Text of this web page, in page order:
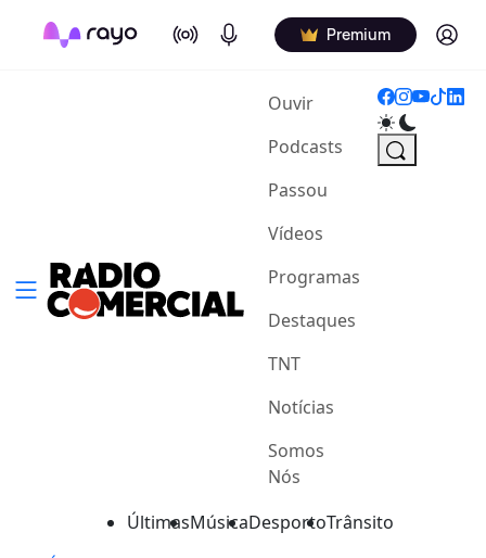
On Air Podcasts Premium Log in
Ouvir(current)
Podcasts
Passou
Vídeos
Programas
Destaques
TNT
Notícias
Somos
Nós
ÚltimasMúsicaDesportoTrânsito